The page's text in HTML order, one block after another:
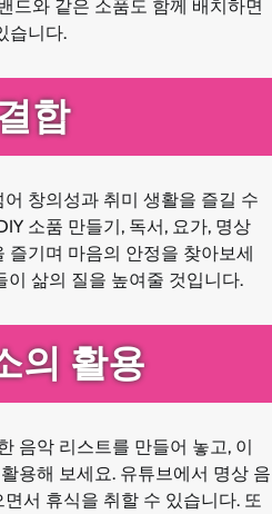
드와 같은 소품도 함께 배치하면
습니다.
합
창의성과 취미 생활을 즐길 수
소품 만들기, 독서, 요가, 명상
즐기며 마음의 안정을 찾아보세
이 삶의 질을 높여줄 것입니다.
의 활용
음악 리스트를 만들어 놓고, 이
용해 보세요. 유튜브에서 명상 음
서 휴식을 취할 수 있습니다. 또